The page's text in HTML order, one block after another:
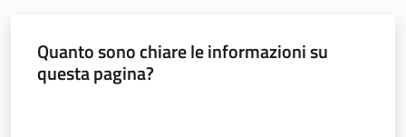
Quanto sono chiare le informazioni su
questa pagina?